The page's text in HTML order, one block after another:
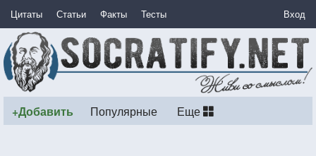
Цитаты Статьи Факты Тесты Вход
+Добавить Популярные Еще